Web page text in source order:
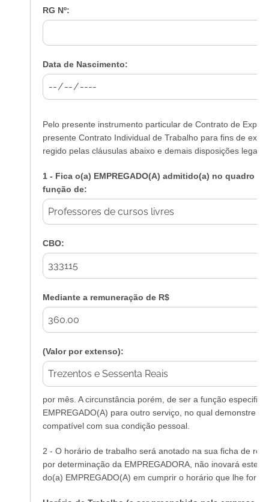
RG Nº:
Data de Nascimento:
Pelo presente instrumento particular de Contrato de
presente Contrato Individual de Trabalho para fins de
regido pelas cláusulas abaixo e demais disposições legais
1 - Fica o(a) EMPREGADO(A) admitido(a) no quadro
função de:
CBO:
Mediante a remuneração de R$
(Valor por extenso):
por mês. A circunstância porém, de ser a função
EMPREGADO(A) para outro serviço, no qual demonstre
compatível com sua condição pessoal.
2 - O horário de trabalho será anotado na sua ficha de
por determinação da EMPREGADORA, não inovará este
do(a) EMPREGADO(A) em cumprir o horário que lhe for